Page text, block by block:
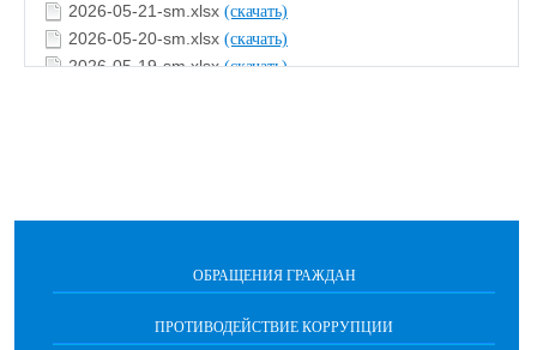
2026-05-21-sm.xlsx (скачать)
2026-05-20-sm.xlsx (скачать)
2026-05-19-sm.xlsx(скачать)
2026-05-06-sm.xlsx(скачать)
2026-05-04-sm.xlsx(скачать)
ОБРАЩЕНИЯ ГРАЖДАН
ПРОТИВОДЕЙСТВИЕ КОРРУПЦИИ